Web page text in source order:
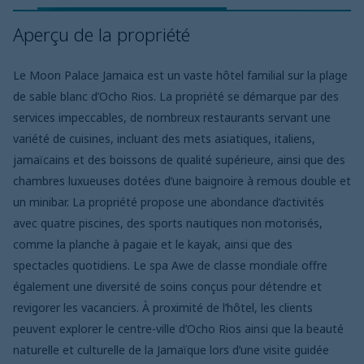
Aperçu de la propriété
Le Moon Palace Jamaica est un vaste hôtel familial sur la plage
de sable blanc d’Ocho Rios. La propriété se démarque par des
services impeccables, de nombreux restaurants servant une
variété de cuisines, incluant des mets asiatiques, italiens,
jamaïcains et des boissons de qualité supérieure, ainsi que des
chambres luxueuses dotées d’une baignoire à remous double et
un minibar. La propriété propose une abondance d’activités
avec quatre piscines, des sports nautiques non motorisés,
comme la planche à pagaie et le kayak, ainsi que des
spectacles quotidiens. Le spa Awe de classe mondiale offre
également une diversité de soins conçus pour détendre et
revigorer les vacanciers. À proximité de l’hôtel, les clients
peuvent explorer le centre-ville d’Ocho Rios ainsi que la beauté
naturelle et culturelle de la Jamaïque lors d’une visite guidée